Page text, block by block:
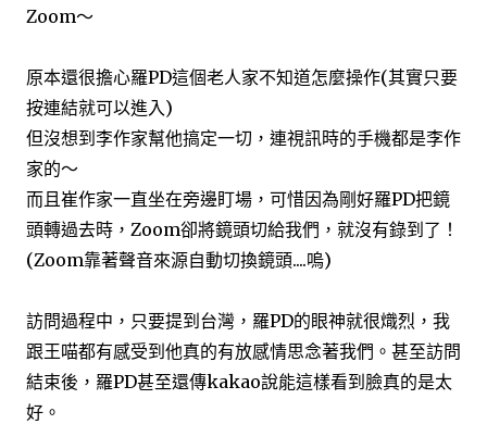
Zoom～
原本還很擔心羅PD這個老人家不知道怎麼操作(其實只要
按連結就可以進入)
但沒想到李作家幫他搞定一切，連視訊時的手機都是李作
家的～
而且崔作家一直坐在旁邊盯場，可惜因為剛好羅PD把鏡
頭轉過去時，Zoom卻將鏡頭切給我們，就沒有錄到了！
(Zoom靠著聲音來源自動切換鏡頭....嗚)
訪問過程中，只要提到台灣，羅PD的眼神就很熾烈，我
跟王喵都有感受到他真的有放感情思念著我們。甚至訪問
結束後，羅PD甚至還傳kakao說能這樣看到臉真的是太
好。